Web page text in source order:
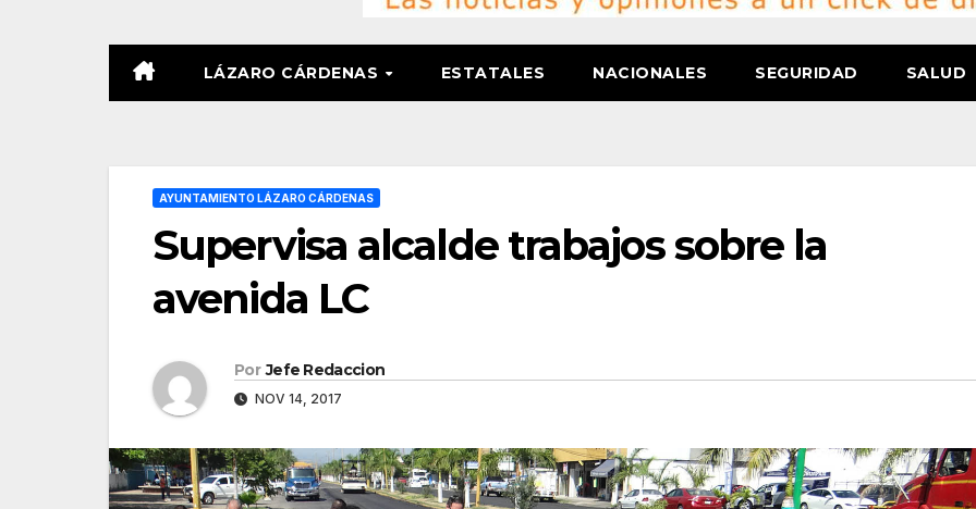
LÁZARO CÁRDENAS ESTATALES NACIONALES SEGURIDAD SALUD
AYUNTAMIENTO LÁZARO CÁRDENAS
Supervisa alcalde trabajos sobre la
avenida LC
Por Jefe Redaccion
NOV 14, 2017